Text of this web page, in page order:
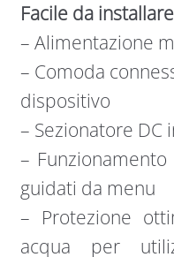
Facile da installare
– Alimentazione
– Comoda
dispositivo
– Sezionatore DC
–
guidati da menu
– Protezione
acqua per